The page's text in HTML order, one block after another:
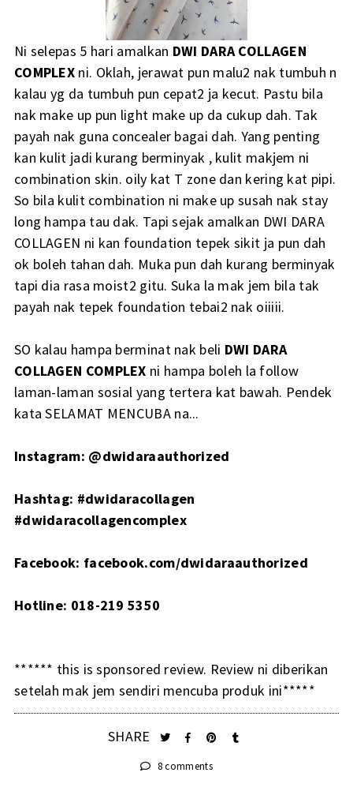
Ni selepas 5 hari amalkan DWI DARA COLLAGEN
COMPLEX ni. Oklah, jerawat pun malu2 nak tumbuh n
kalau yg da tumbuh pun cepat2 ja kecut. Pastu bila
nak make up pun light make up da cukup dah. Tak
payah nak guna concealer bagai dah. Yang penting
kan kulit jadi kurang berminyak , kulit makjem ni
combination skin. oily kat T zone dan kering kat pipi.
So bila kulit combination ni make up susah nak stay
long hampa tau dak. Tapi sejak amalkan DWI DARA
COLLAGEN ni kan foundation tepek sikit ja pun dah
ok boleh tahan dah. Muka pun dah kurang berminyak
tapi dia rasa moist2 gitu. Suka la mak jem bila tak
payah nak tepek foundation tebai2 nak oiiiii.
SO kalau hampa berminat nak beli DWI DARA
COLLAGEN COMPLEX ni hampa boleh la follow
laman-laman sosial yang tertera kat bawah. Pendek
kata SELAMAT MENCUBA na...
Instagram: @dwidaraauthorized
Hashtag: #dwidaracollagen
#dwidaracollagencomplex
Facebook: facebook.com/dwidaraauthorized
Hotline: 018-219 5350
****** this is sponsored review. Review ni diberikan
setelah mak jem sendiri mencuba produk ini*****
SHARE
8 comments